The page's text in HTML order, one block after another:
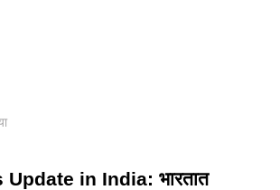
in India: भारतात